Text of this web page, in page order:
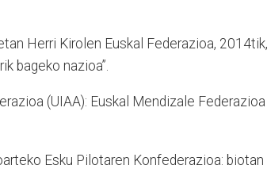
Herri Kirolen Euskal Federazioa, 2014tik,
bageko nazioa”.
(UIAA): Euskal Mendizale Federazioa
Esku Pilotaren Konfederazioa: biotan